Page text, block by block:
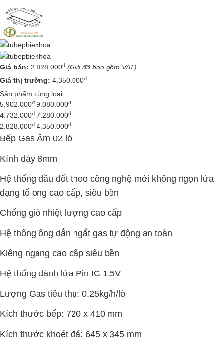
Giá bán: 2.828.000đ (Giá đã bao gồm VAT)
Giá thị trường: 4.350.000đ
Sản phẩm cùng loại
5.902.000đ 9.080.000đ
4.732.000đ 7.280.000đ
2.828.000đ 4.350.000đ
Bếp Gas Âm 02 lò
Kính dày 8mm
Hệ thống dầu đốt theo công nghệ mới không ngọn lửa
dạng tổ ong cao cấp, siêu bền
Chống gió nhiệt lượng cao cấp
Hệ thống ống dẫn ngắt gas tự động an toàn
Kiềng ngang cao cấp siêu bền
Hệ thống đánh lửa Pin IC 1.5V
Lượng Gas tiêu thụ: 0.25kg/h/lò
Kích thước bếp: 720 x 410 mm
Kích thước khoét đá: 645 x 345 mm